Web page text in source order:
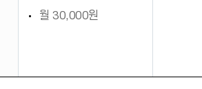
월 30,000원